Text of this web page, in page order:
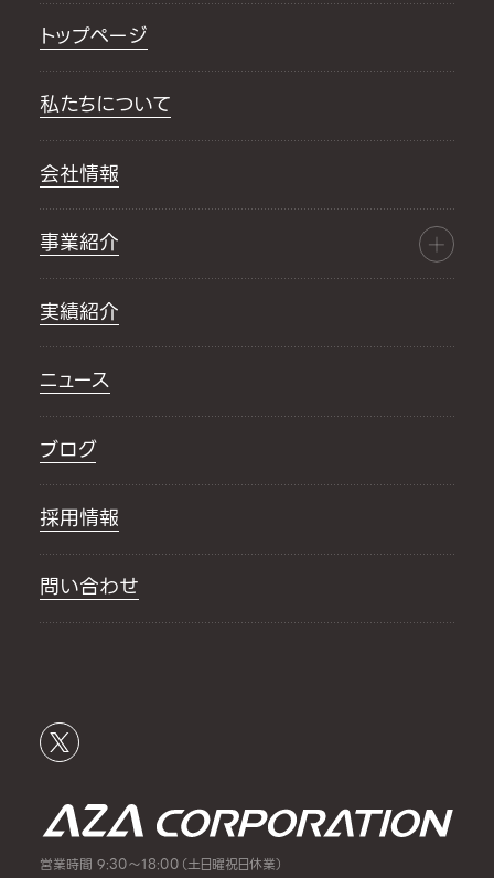
トップページ
私たちについて
会社情報
事業紹介
実績紹介
ニュース
ブログ
採用情報
問い合わせ
営業時間 9:30～18:00（土日曜祝日休業）